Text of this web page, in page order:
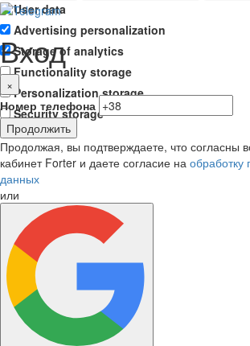
User data
Advertising personalization
Storage of analytics
Functionality storage
Personalization storage
Security storage
Вход
×
Номер телефона
Продолжить
Продолжая, вы подтверждаете, что согласны
кабинет Forter и даете согласие на обработку
данных
или